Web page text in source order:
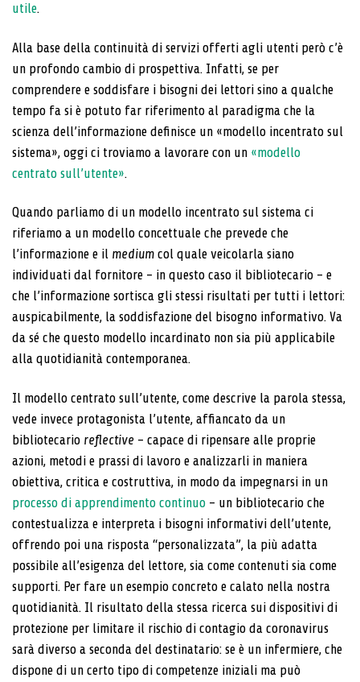
utile.
Alla base della continuità di servizi offerti agli utenti però c’è
un profondo cambio di prospettiva. Infatti, se per
comprendere e soddisfare i bisogni dei lettori sino a qualche
tempo fa si è potuto far riferimento al paradigma che la
scienza dell’informazione definisce un «modello incentrato sul
sistema», oggi ci troviamo a lavorare con un «modello
centrato sull’utente».
Quando parliamo di un modello incentrato sul sistema ci
riferiamo a un modello concettuale che prevede che
l’informazione e il medium col quale veicolarla siano
individuati dal fornitore – in questo caso il bibliotecario – e
che l’informazione sortisca gli stessi risultati per tutti i lettori:
auspicabilmente, la soddisfazione del bisogno informativo. Va
da sé che questo modello incardinato non sia più applicabile
alla quotidianità contemporanea.
Il modello centrato sull’utente, come descrive la parola stessa,
vede invece protagonista l’utente, affiancato da un
bibliotecario reflective – capace di ripensare alle proprie
azioni, metodi e prassi di lavoro e analizzarli in maniera
obiettiva, critica e costruttiva, in modo da impegnarsi in un
processo di apprendimento continuo – un bibliotecario che
contestualizza e interpreta i bisogni informativi dell’utente,
offrendo poi una risposta “personalizzata”, la più adatta
possibile all’esigenza del lettore, sia come contenuti sia come
supporti. Per fare un esempio concreto e calato nella nostra
quotidianità. Il risultato della stessa ricerca sui dispositivi di
protezione per limitare il rischio di contagio da coronavirus
sarà diverso a seconda del destinatario: se è un infermiere, che
dispone di un certo tipo di competenze iniziali ma può